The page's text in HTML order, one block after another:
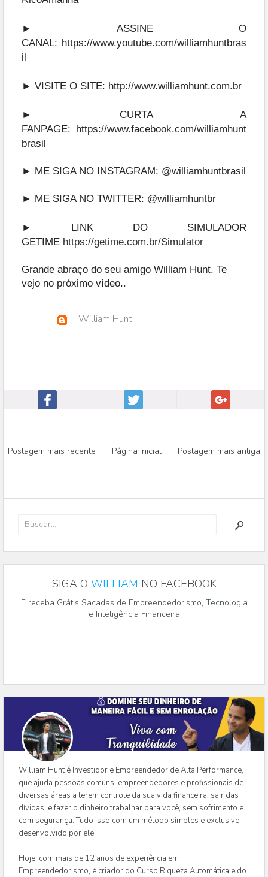
► ASSINE O
CANAL: https://www.youtube.com/williamhuntbras
il
► VISITE O SITE: http://www.williamhunt.com.br
► CURTA A
FANPAGE: https://www.facebook.com/williamhunt
brasil
► ME SIGA NO INSTAGRAM: @williamhuntbrasil
► ME SIGA NO TWITTER: @williamhuntbr
► LINK DO SIMULADOR
GETIME https://getime.com.br/Simulator
Grande abraço do seu amigo William Hunt. Te
vejo no próximo vídeo..
William Hunt
Postagem mais recente Página inicial Postagem mais antiga
SIGA O WILLIAM NO FACEBOOK
E receba Grátis Sacadas de Empreendedorismo, Tecnologia
e Inteligência Financeira
William Hunt é Investidor e Empreendedor de Alta Performance,
que ajuda pessoas comuns, empreendedores e profissionais de
diversas áreas a terem controle da sua vida financeira, sair das
dívidas, e fazer o dinheiro trabalhar para você, sem sofrimento e
com segurança. Tudo isso com um método simples e exclusivo
desenvolvido por ele.
Hoje, com mais de 12 anos de experiência em
Empreendedorismo, é criador do Curso Riqueza Automática e do